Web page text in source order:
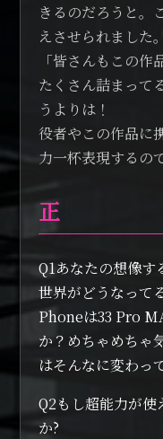
きるのだろうと。
えさせられました。
「皆さんもこの
たくさん詰まって
うよりは！
役者やこの作品に
力一杯表現するの
正
Q1あなたの想像す
世界がどうなって
Phoneは33 Pro
か？めちゃめちゃ
はそんなに変わっ
Q2もし超能力が
か?